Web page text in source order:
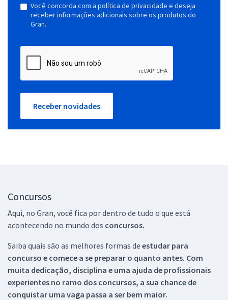
Você concorda com a política de privacidade e deseja
receber informações adicionais sobre os produtos do
Gran.
Receber novidades
Concursos
Aqui, no Gran, você fica por dentro de tudo o que está
acontecendo no mundo dos concursos.
Saiba quais são as melhores formas de estudar para
concurso e comece a se preparar o quanto antes. Com
muita dedicação, disciplina e uma ajuda de profissionais
experientes no ramo dos concursos, a sua chance de
conquistar uma vaga passa a ser bem maior.